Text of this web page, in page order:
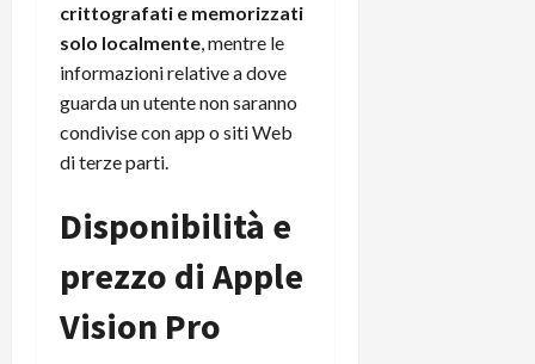
crittografati e memorizzati
solo localmente, mentre le
informazioni relative a dove
guarda un utente non saranno
condivise con app o siti Web
di terze parti.
Disponibilità e
prezzo di Apple
Vision Pro